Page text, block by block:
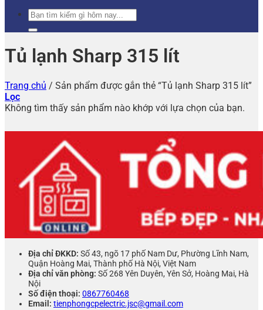
Tìm
kiếm:
Tủ lạnh Sharp 315 lít
Trang chủ / Sản phẩm được gắn thẻ “Tủ lạnh Sharp 315 lít”
Lọc
Không tìm thấy sản phẩm nào khớp với lựa chọn của bạn.
Địa chỉ ĐKKD: Số 43, ngõ 17 phố Nam Dư, Phường Lĩnh Nam,
Quận Hoàng Mai, Thành phố Hà Nội, Việt Nam
Địa chỉ văn phòng: Số 268 Yên Duyên, Yên Sở, Hoàng Mai, Hà
Nội
Số điện thoại: 0867760468
Email: tienphongcpelectric.jsc@gmail.com